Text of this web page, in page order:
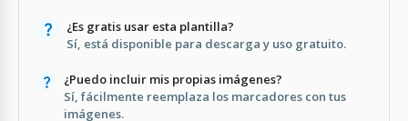
¿Es gratis usar esta plantilla?
Sí, está disponible para descarga y uso gratuito.
¿Puedo incluir mis propias imágenes?
Sí, fácilmente reemplaza los marcadores con tus
imágenes.